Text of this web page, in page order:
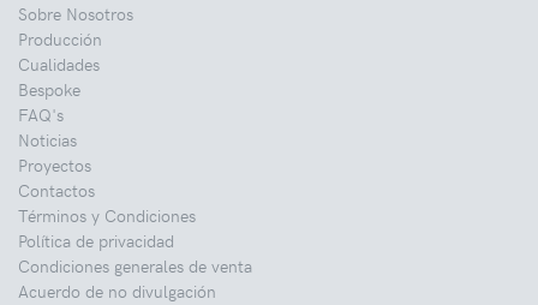
Sobre Nosotros
Producción
Cualidades
Bespoke
FAQ's
Noticias
Proyectos
Contactos
Términos y Condiciones
Política de privacidad
Condiciones generales de venta
Acuerdo de no divulgación